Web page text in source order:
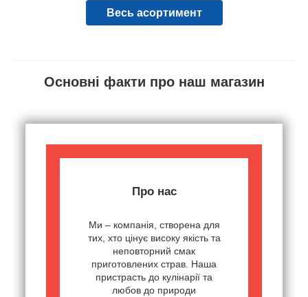
Весь асортимент
Основні факти про наш магазин
Про нас
Ми – компанія, створена для
тих, хто цінує високу якість та
неповторний смак
приготовлених страв. Наша
пристрасть до кулінарії та
любов до природи